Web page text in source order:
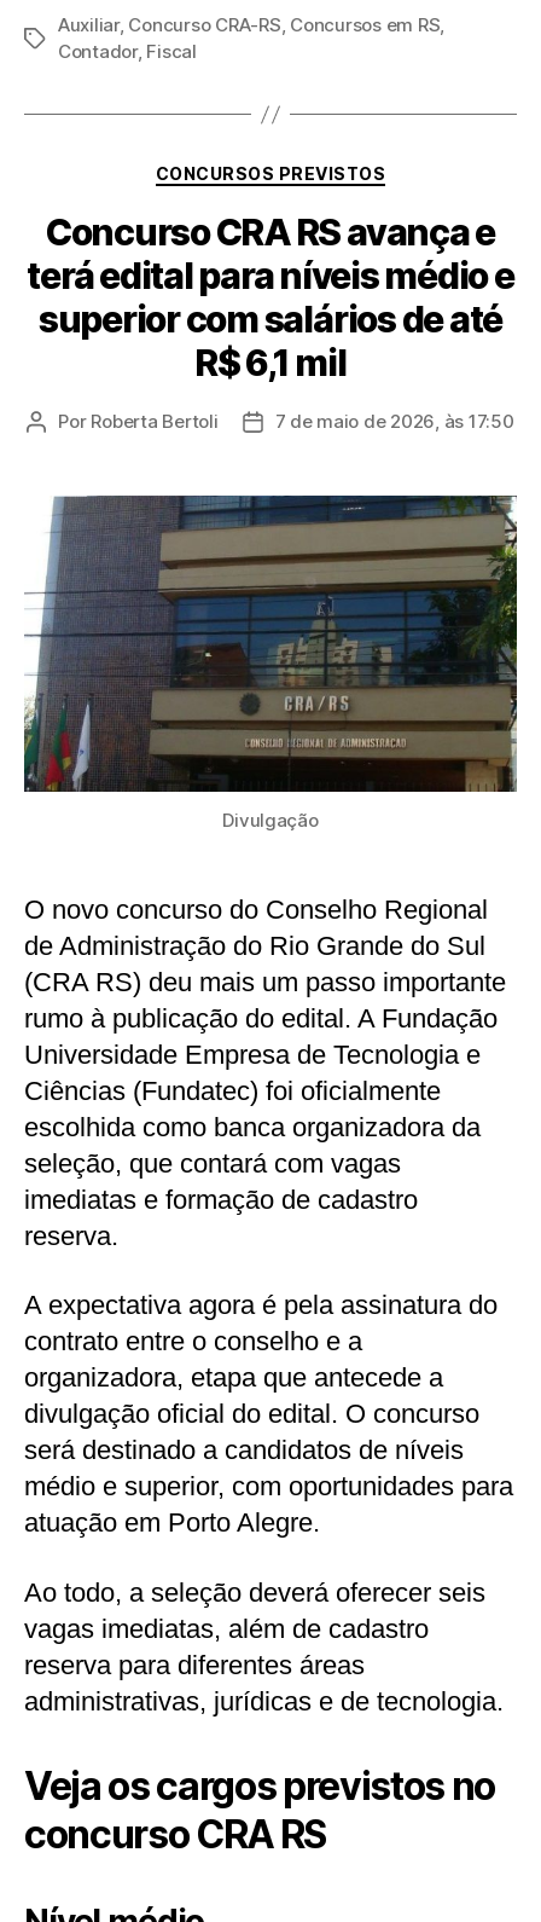
Tags
Auxiliar, Concurso CRA-RS, Concursos em RS,
Contador, Fiscal
Categorias
CONCURSOS PREVISTOS
Concurso CRA RS avança e
terá edital para níveis médio e
superior com salários de até
R$ 6,1 mil
Autor
Por Roberta Bertoli
Data7 de maio de 2026, às 17:50
Divulgação
O novo concurso do Conselho Regional
de Administração do Rio Grande do Sul
(CRA RS) deu mais um passo importante
rumo à publicação do edital. A Fundação
Universidade Empresa de Tecnologia e
Ciências (Fundatec) foi oficialmente
escolhida como banca organizadora da
seleção, que contará com vagas
imediatas e formação de cadastro
reserva.
A expectativa agora é pela assinatura do
contrato entre o conselho e a
organizadora, etapa que antecede a
divulgação oficial do edital. O concurso
será destinado a candidatos de níveis
médio e superior, com oportunidades para
atuação em Porto Alegre.
Ao todo, a seleção deverá oferecer seis
vagas imediatas, além de cadastro
reserva para diferentes áreas
administrativas, jurídicas e de tecnologia.
Veja os cargos previstos no
concurso CRA RS